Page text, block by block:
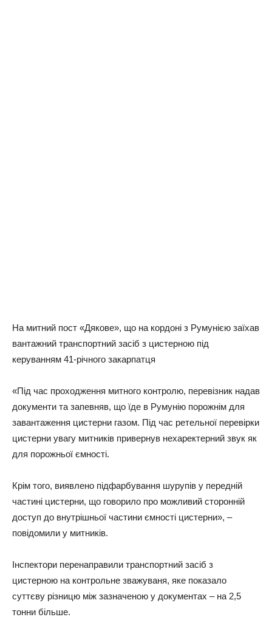
На митний пост «Дякове», що на кордоні з Румунією заїхав
вантажний транспортний засіб з цистерною під
керуванням 41-річного закарпатця
«Під час проходження митного контролю, перевізник надав
документи та запевняв, що їде в Румунію порожнім для
завантаження цистерни газом. Під час ретельної перевірки
цистерни увагу митників привернув нехаректерний звук як
для порожньої ємності.
Крім того, виявлено підфарбування шурупів у передній
частині цистерни, що говорило про можливий сторонній
доступ до внутрішньої частини ємності цистерни», –
повідомили у митників.
Інспектори перенаправили транспортний засіб з
цистерною на контрольне зважуваня, яке показало
суттєву різницю між зазначеною у документах – на 2,5
тонни більше.